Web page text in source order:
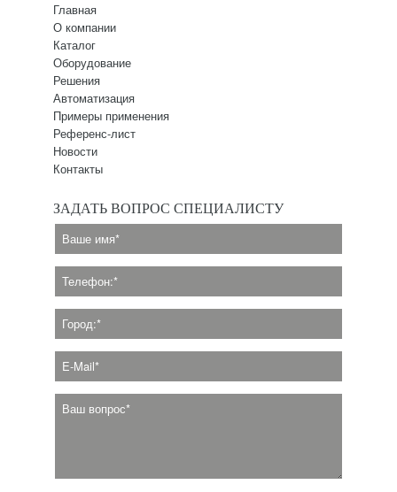
Главная
О компании
Каталог
Оборудование
Решения
Автоматизация
Примеры применения
Референс-лист
Новости
Контакты
ЗАДАТЬ ВОПРОС СПЕЦИАЛИСТУ